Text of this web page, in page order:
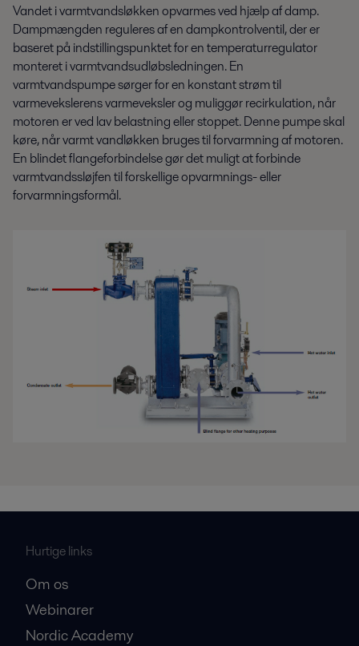
Vandet i varmtvandsløkken opvarmes ved hjælp af damp.
Dampmængden reguleres af en dampkontrolventil, der er
baseret på indstillingspunktet for en temperaturregulator
monteret i varmtvandsudløbsledningen.En
varmtvandspumpe sørger for en konstant strøm til
varmevekslerens varmeveksler og muliggør recirkulation, når
motoren er ved lav belastning eller stoppet.Denne pumpe skal
køre, når varmt vandløkken bruges til forvarmning af motoren.
En blindet flangeforbindelse gør det muligt at forbinde
varmtvandssløjfen til forskellige opvarmnings- eller
forvarmningsformål.
Hurtige links
Om os
Webinarer
Nordic Academy